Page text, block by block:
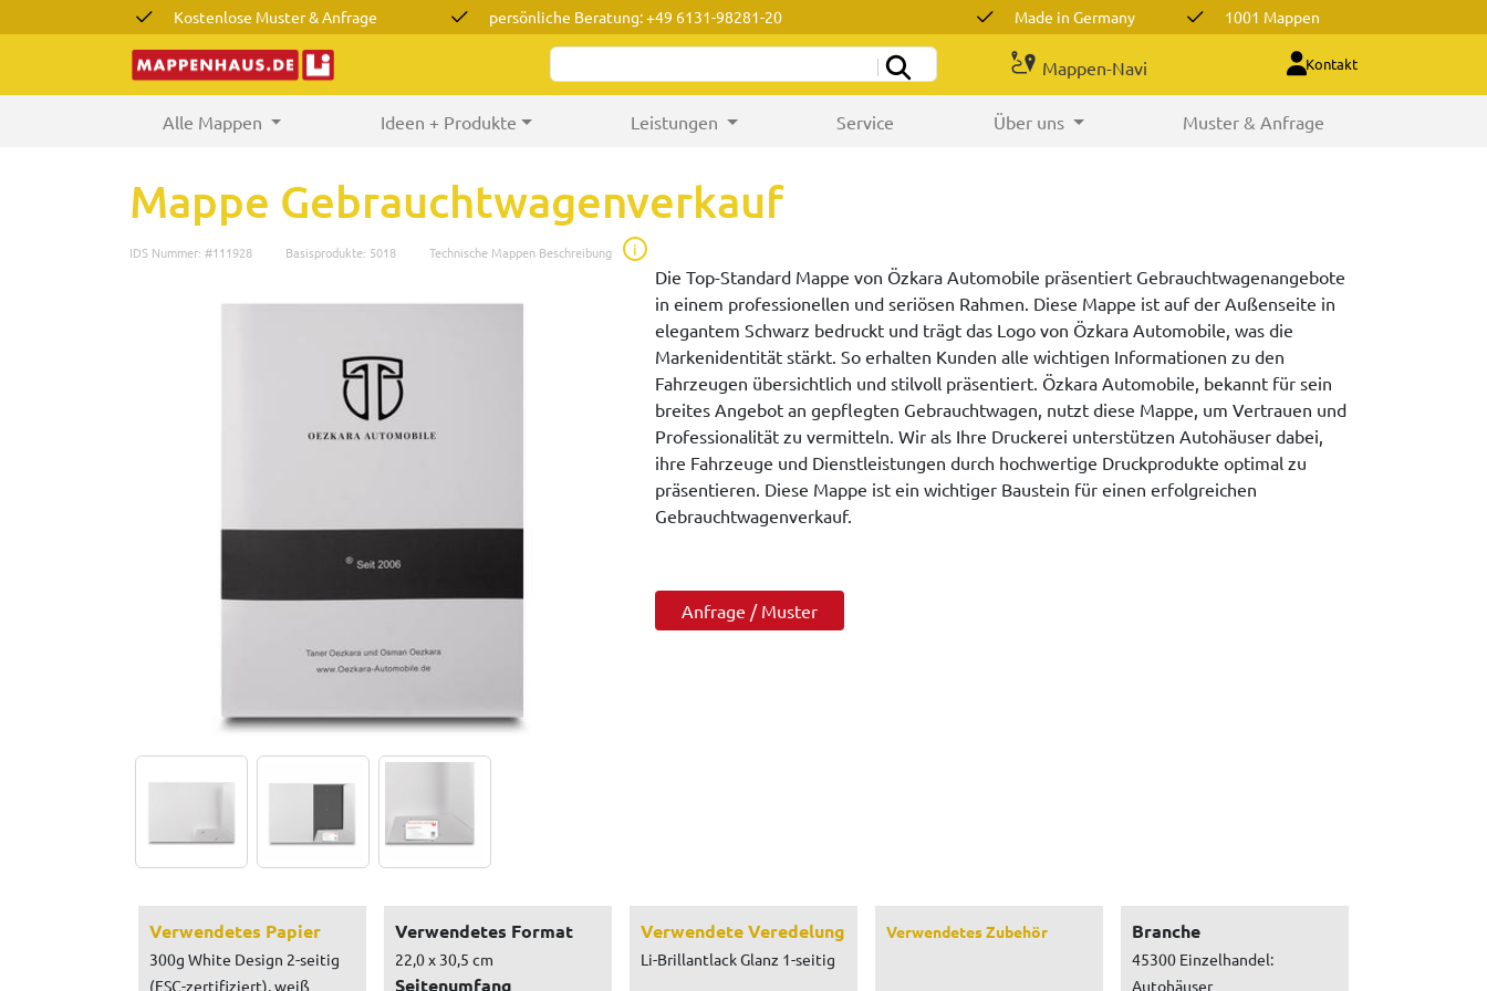
Kostenlose Muster & Anfrage persönliche Beratung: +49 6131-98281-20 Made in Germany 1001 Mappen
Mappen-Navi Kontakt
Alle Mappen (current) Ideen + Produkte Leistungen Service Über uns Muster & Anfrage
Mappe Gebrauchtwagenverkauf
IDS Nummer: #111928 Basisprodukte: 5018 Technische Mappen Beschreibung i
Die Top-Standard Mappe von Özkara Automobile präsentiert Gebrauchtwagenangebote
in einem professionellen und seriösen Rahmen. Diese Mappe ist auf der Außenseite in
elegantem Schwarz bedruckt und trägt das Logo von Özkara Automobile, was die
Markenidentität stärkt. So erhalten Kunden alle wichtigen Informationen zu den
Fahrzeugen übersichtlich und stilvoll präsentiert. Özkara Automobile, bekannt für sein
breites Angebot an gepflegten Gebrauchtwagen, nutzt diese Mappe, um Vertrauen und
Professionalität zu vermitteln. Wir als Ihre Druckerei unterstützen Autohäuser dabei,
ihre Fahrzeuge und Dienstleistungen durch hochwertige Druckprodukte optimal zu
präsentieren. Diese Mappe ist ein wichtiger Baustein für einen erfolgreichen
Gebrauchtwagenverkauf.
Anfrage / Muster
Verwendetes Papier
300g White Design 2-seitig
(FSC-zertifiziert), weiß
Verwendetes Format
22,0 x 30,5 cm
Seitenumfang
Verwendete Veredelung
Li-Brillantlack Glanz 1-seitig
Verwendetes Zubehör Branche
45300 Einzelhandel:
Autohäuser